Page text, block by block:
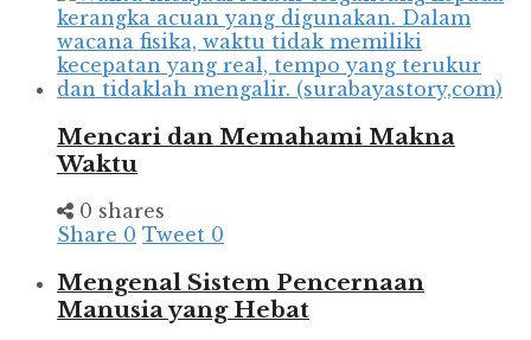
Mencari dan Memahami Makna
Waktu
0 shares
Share 0 Tweet 0
Mengenal Sistem Pencernaan
Manusia yang Hebat